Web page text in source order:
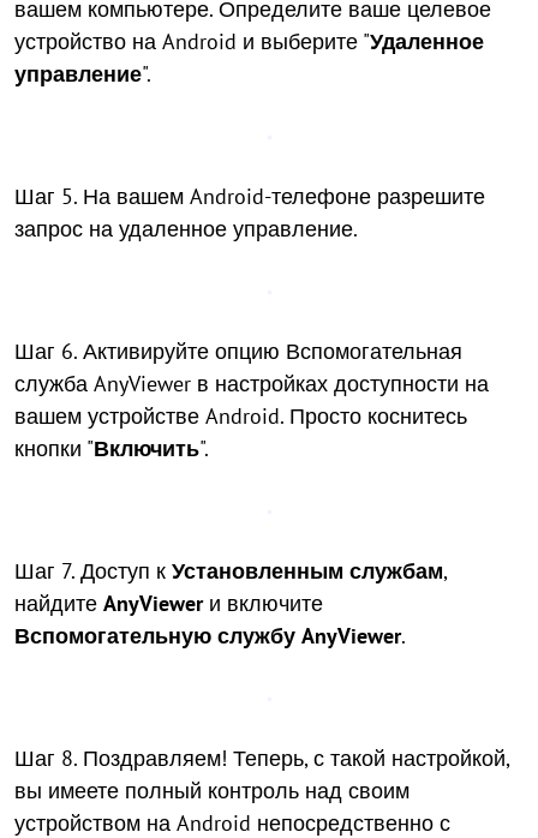
вашем компьютере. Определите ваше целевое
устройство на Android и выберите "Удаленное
управление".
Шаг 5. На вашем Android-телефоне разрешите
запрос на удаленное управление.
Шаг 6. Активируйте опцию Вспомогательная
служба AnyViewer в настройках доступности на
вашем устройстве Android. Просто коснитесь
кнопки "Включить".
Шаг 7. Доступ к Установленным службам,
найдите AnyViewerи включите
Вспомогательную службу AnyViewer.
Шаг 8. Поздравляем! Теперь, с такой настройкой,
вы имеете полный контроль над своим
устройством на Android непосредственно с